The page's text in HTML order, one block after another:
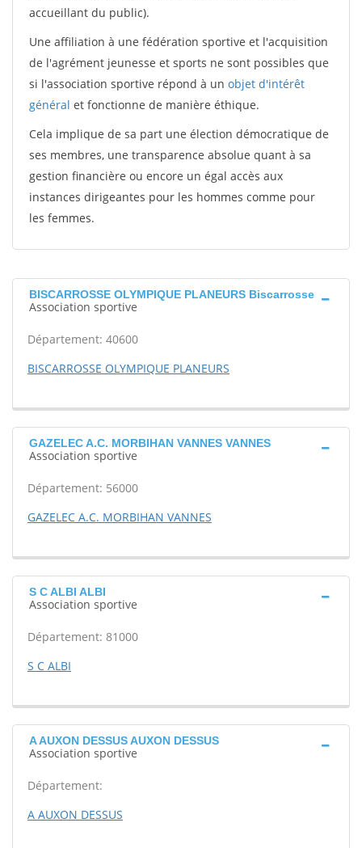
accueillant du public).
Une affiliation à une fédération sportive et l'acquisition
de l'agrément jeunesse et sports ne sont possibles que
si l'association sportive répond à un objet d'intérêt
général et fonctionne de manière éthique.
Cela implique de sa part une élection démocratique de
ses membres, une transparence absolue quant à sa
gestion financière ou encore un égal accès aux
instances dirigeantes pour les hommes comme pour
les femmes.
BISCARROSSE OLYMPIQUE PLANEURS Biscarrosse
Association sportive
Département: 40600
BISCARROSSE OLYMPIQUE PLANEURS
GAZELEC A.C. MORBIHAN VANNES VANNES
Association sportive
Département: 56000
GAZELEC A.C. MORBIHAN VANNES
S C ALBI ALBI
Association sportive
Département: 81000
S C ALBI
A AUXON DESSUS AUXON DESSUS
Association sportive
Département:
A AUXON DESSUS